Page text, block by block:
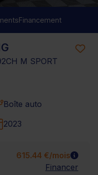
M SPORT
Boîte auto
2023
615.44 €/mois
Financer
Financement